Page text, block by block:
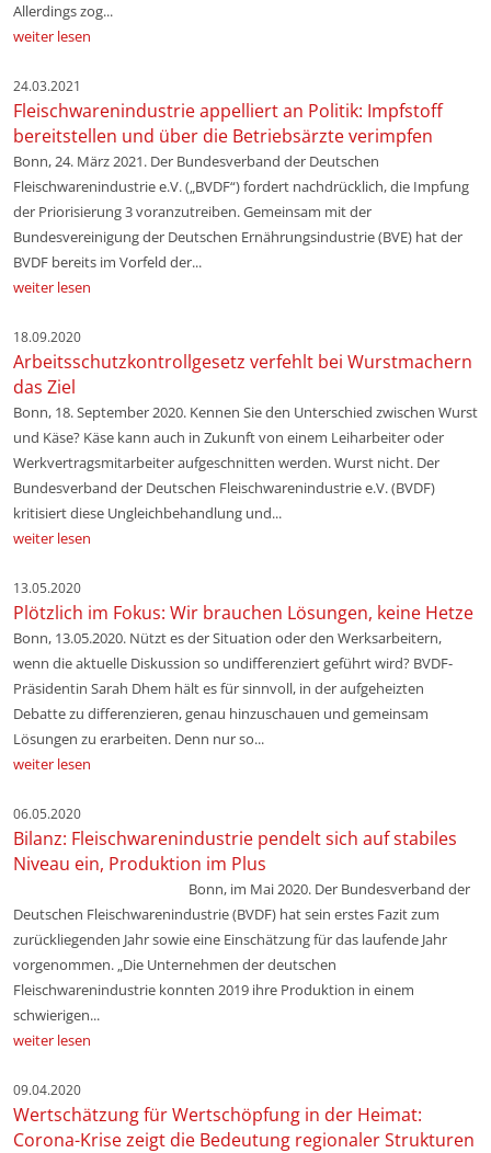
Allerdings zog...
weiter lesen
24.03.2021
Fleischwarenindustrie appelliert an Politik: Impfstoff
bereitstellen und über die Betriebsärzte verimpfen
Bonn, 24. März 2021. Der Bundesverband der Deutschen
Fleischwarenindustrie e.V. („BVDF“) fordert nachdrücklich, die Impfung
der Priorisierung 3 voranzutreiben. Gemeinsam mit der
Bundesvereinigung der Deutschen Ernährungsindustrie (BVE) hat der
BVDF bereits im Vorfeld der...
weiter lesen
18.09.2020
Arbeitsschutzkontrollgesetz verfehlt bei Wurstmachern
das Ziel
Bonn, 18. September 2020. Kennen Sie den Unterschied zwischen Wurst
und Käse? Käse kann auch in Zukunft von einem Leiharbeiter oder
Werkvertragsmitarbeiter aufgeschnitten werden. Wurst nicht. Der
Bundesverband der Deutschen Fleischwarenindustrie e.V. (BVDF)
kritisiert diese Ungleichbehandlung und...
weiter lesen
13.05.2020
Plötzlich im Fokus: Wir brauchen Lösungen, keine Hetze
Bonn, 13.05.2020. Nützt es der Situation oder den Werksarbeitern,
wenn die aktuelle Diskussion so undifferenziert geführt wird? BVDF-
Präsidentin Sarah Dhem hält es für sinnvoll, in der aufgeheizten
Debatte zu differenzieren, genau hinzuschauen und gemeinsam
Lösungen zu erarbeiten. Denn nur so...
weiter lesen
06.05.2020
Bilanz: Fleischwarenindustrie pendelt sich auf stabiles
Niveau ein, Produktion im Plus
Bonn, im Mai 2020. Der Bundesverband der
Deutschen Fleischwarenindustrie (BVDF) hat sein erstes Fazit zum
zurückliegenden Jahr sowie eine Einschätzung für das laufende Jahr
vorgenommen. „Die Unternehmen der deutschen
Fleischwarenindustrie konnten 2019 ihre Produktion in einem
schwierigen...
weiter lesen
09.04.2020
Wertschätzung für Wertschöpfung in der Heimat:
Corona-Krise zeigt die Bedeutung regionaler Strukturen